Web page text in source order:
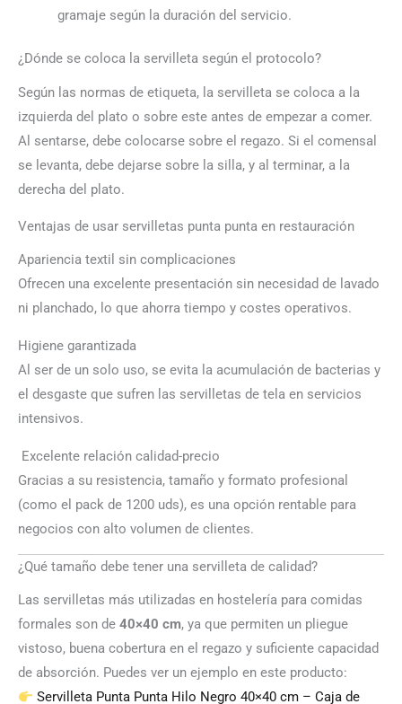
gramaje según la duración del servicio.
¿Dónde se coloca la servilleta según el protocolo?
Según las normas de etiqueta, la servilleta se coloca a la
izquierda del plato o sobre este antes de empezar a comer.
Al sentarse, debe colocarse sobre el regazo. Si el comensal
se levanta, debe dejarse sobre la silla, y al terminar, a la
derecha del plato.
Ventajas de usar servilletas punta punta en restauración
Apariencia textil sin complicaciones
Ofrecen una excelente presentación sin necesidad de lavado
ni planchado, lo que ahorra tiempo y costes operativos.
Higiene garantizada
Al ser de un solo uso, se evita la acumulación de bacterias y
el desgaste que sufren las servilletas de tela en servicios
intensivos.
Excelente relación calidad-precio
Gracias a su resistencia, tamaño y formato profesional
(como el pack de 1200 uds), es una opción rentable para
negocios con alto volumen de clientes.
¿Qué tamaño debe tener una servilleta de calidad?
Las servilletas más utilizadas en hostelería para comidas
formales son de 40×40 cm, ya que permiten un pliegue
vistoso, buena cobertura en el regazo y suficiente capacidad
de absorción. Puedes ver un ejemplo en este producto:
Servilleta Punta Punta Hilo Negro 40×40 cm – Caja de